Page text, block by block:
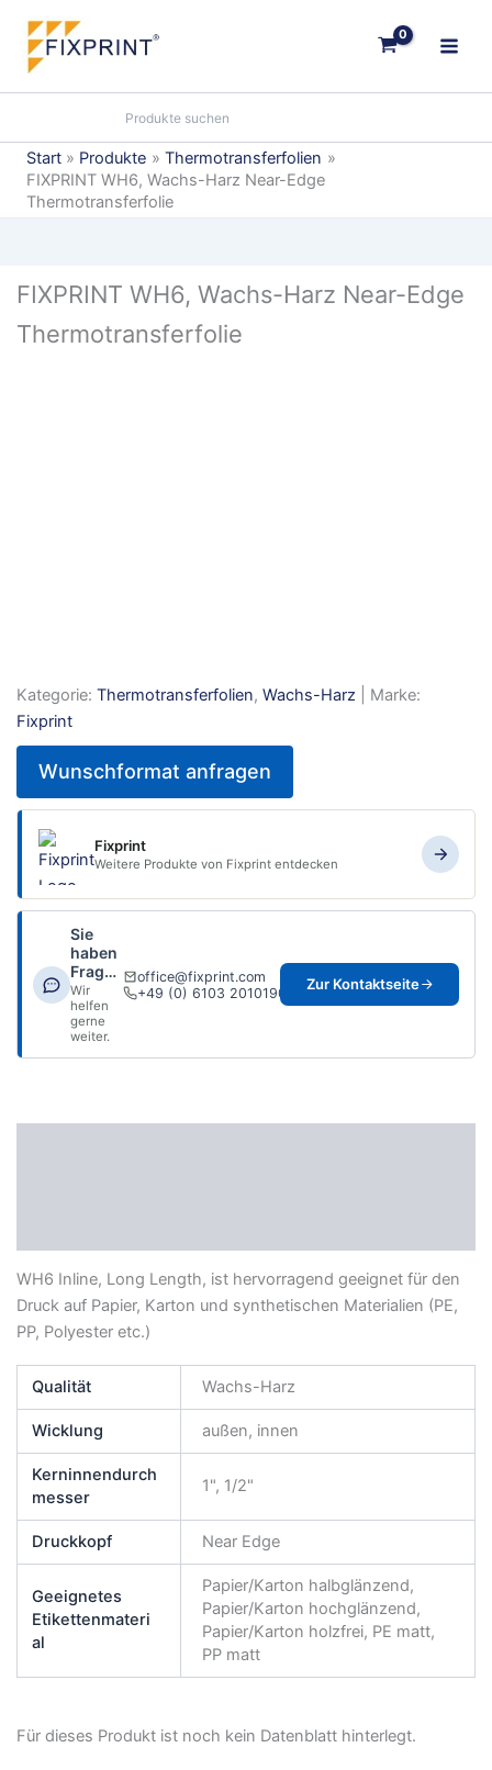
Inhalt
springen
Start Produkte
Thermotransferfolien
FIXPRINT WH6, Wachs-Harz Near-Edge
Thermotransferfolie
FIXPRINT WH6, Wachs-Harz Near-Edge
Thermotransferfolie
Kategorie: Thermotransferfolien, Wachs-Harz| Marke:
Fixprint
Wunschformat anfragen
Fixprint
Weitere Produkte von Fixprint entdecken
Sie
haben
Fragen?
Wir
helfen
gerne
weiter.
office@fixprint.com
+49 (0) 6103 2010190
Zur Kontaktseite
WH6 Inline, Long Length, ist hervorragend geeignet für den
Druck auf Papier, Karton und synthetischen Materialien (PE,
PP, Polyester etc.)
Qualität Wachs-Harz
Wicklung außen, innen
Kerninnendurch
messer
1", 1/2"
Druckkopf Near Edge
Geeignetes
Etikettenmateri
al
Papier/Karton halbglänzend,
Papier/Karton hochglänzend,
Papier/Karton holzfrei, PE matt,
PP matt
Für dieses Produkt ist noch kein Datenblatt hinterlegt.